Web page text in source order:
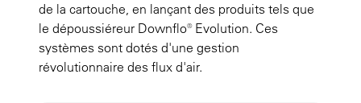
de la cartouche, en lançant des produits tels que
le dépoussiéreur Downflo® Evolution. Ces
systèmes sont dotés d'une gestion
révolutionnaire des flux d'air.